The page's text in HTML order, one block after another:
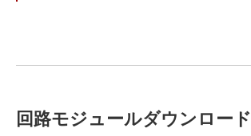
回路モジュールダウンロード